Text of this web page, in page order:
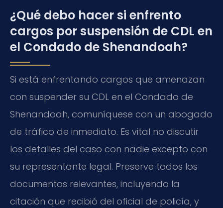
¿Qué debo hacer si enfrento
cargos por suspensión de CDL en
el Condado de Shenandoah?
Si está enfrentando cargos que amenazan
con suspender su CDL en el Condado de
Shenandoah, comuníquese con un abogado
de tráfico de inmediato. Es vital no discutir
los detalles del caso con nadie excepto con
su representante legal. Preserve todos los
documentos relevantes, incluyendo la
citación que recibió del oficial de policía, y